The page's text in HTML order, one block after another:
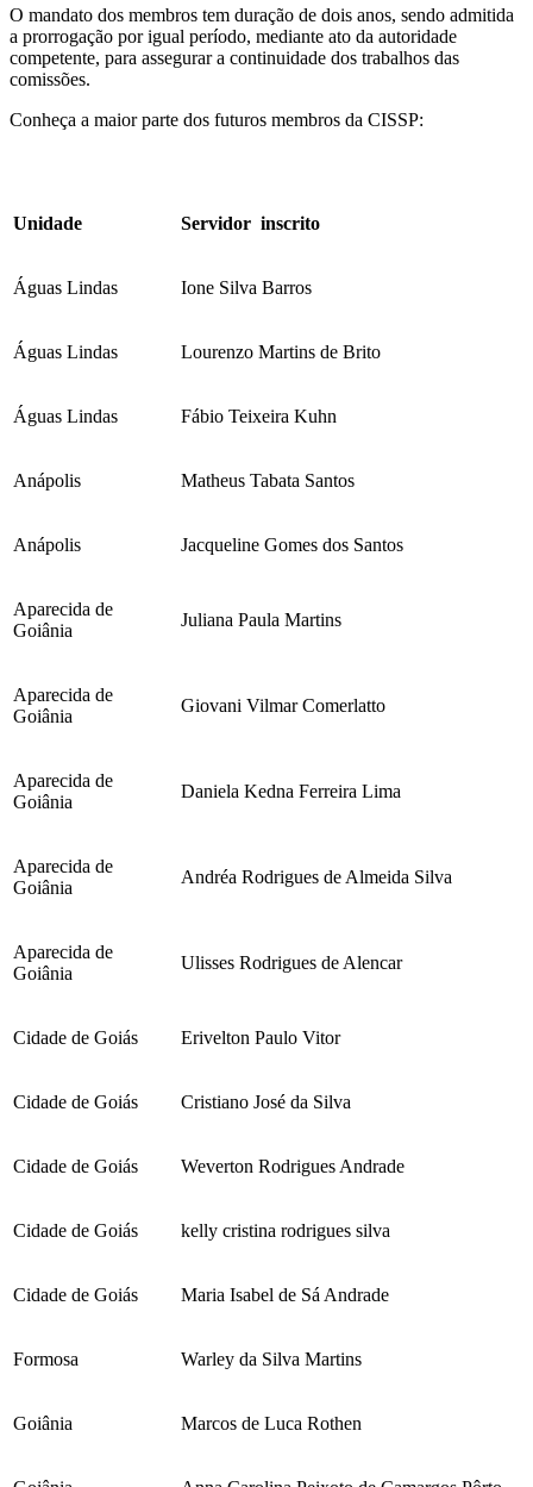
O mandato dos membros tem duração de dois anos, sendo admitida
a prorrogação por igual período, mediante ato da autoridade
competente, para assegurar a continuidade dos trabalhos das
comissões.
Conheça a maior parte dos futuros membros da CISSP:
Unidade Servidor inscrito
Águas Lindas Ione Silva Barros
Águas Lindas Lourenzo Martins de Brito
Águas Lindas Fábio Teixeira Kuhn
Anápolis Matheus Tabata Santos
Anápolis Jacqueline Gomes dos Santos
Aparecida de
Goiânia
Juliana Paula Martins
Aparecida de
Goiânia
Giovani Vilmar Comerlatto
Aparecida de
Goiânia
Daniela Kedna Ferreira Lima
Aparecida de
Goiânia
Andréa Rodrigues de Almeida Silva
Aparecida de
Goiânia
Ulisses Rodrigues de Alencar
Cidade de Goiás Erivelton Paulo Vitor
Cidade de Goiás Cristiano José da Silva
Cidade de Goiás Weverton Rodrigues Andrade
Cidade de Goiás kelly cristina rodrigues silva
Cidade de Goiás Maria Isabel de Sá Andrade
Formosa Warley da Silva Martins
Goiânia Marcos de Luca Rothen